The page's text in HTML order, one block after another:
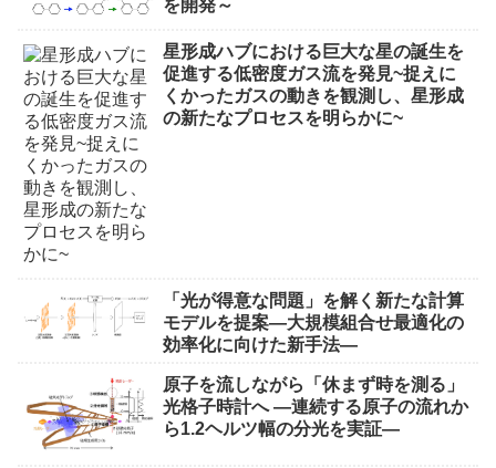
を開発～
星形成ハブにおける巨大な星の誕生を
促進する低密度ガス流を発見~捉えに
くかったガスの動きを観測し、星形成
の新たなプロセスを明らかに~
「光が得意な問題」を解く新たな計算
モデルを提案―大規模組合せ最適化の
効率化に向けた新手法―
原子を流しながら「休まず時を測る」
光格子時計へ ―連続する原子の流れか
ら1.2ヘルツ幅の分光を実証―